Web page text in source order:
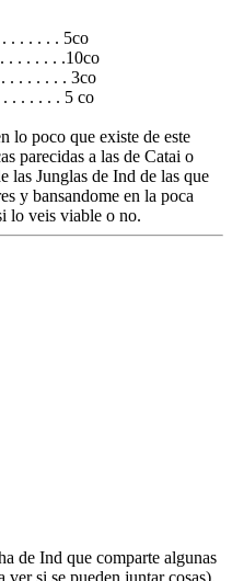
. . . . . . 5co
. . . . . . .10co
. . . . . . . 3co
. . . . . . 5 co
lo poco que existe de este
parecidas a las de Catai o
las Junglas de Ind de las que
y bansandome en la poca
lo veis viable o no.
de Ind que comparte algunas